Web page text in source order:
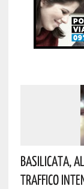
Basilicata,
Traffico